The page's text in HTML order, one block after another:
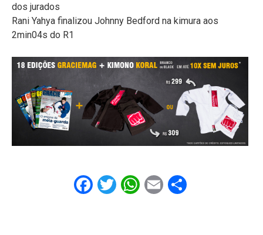
dos jurados
Rani Yahya finalizou Johnny Bedford na kimura aos
2min04s do R1
Facebook
Twitter
WhatsApp
EmailShare